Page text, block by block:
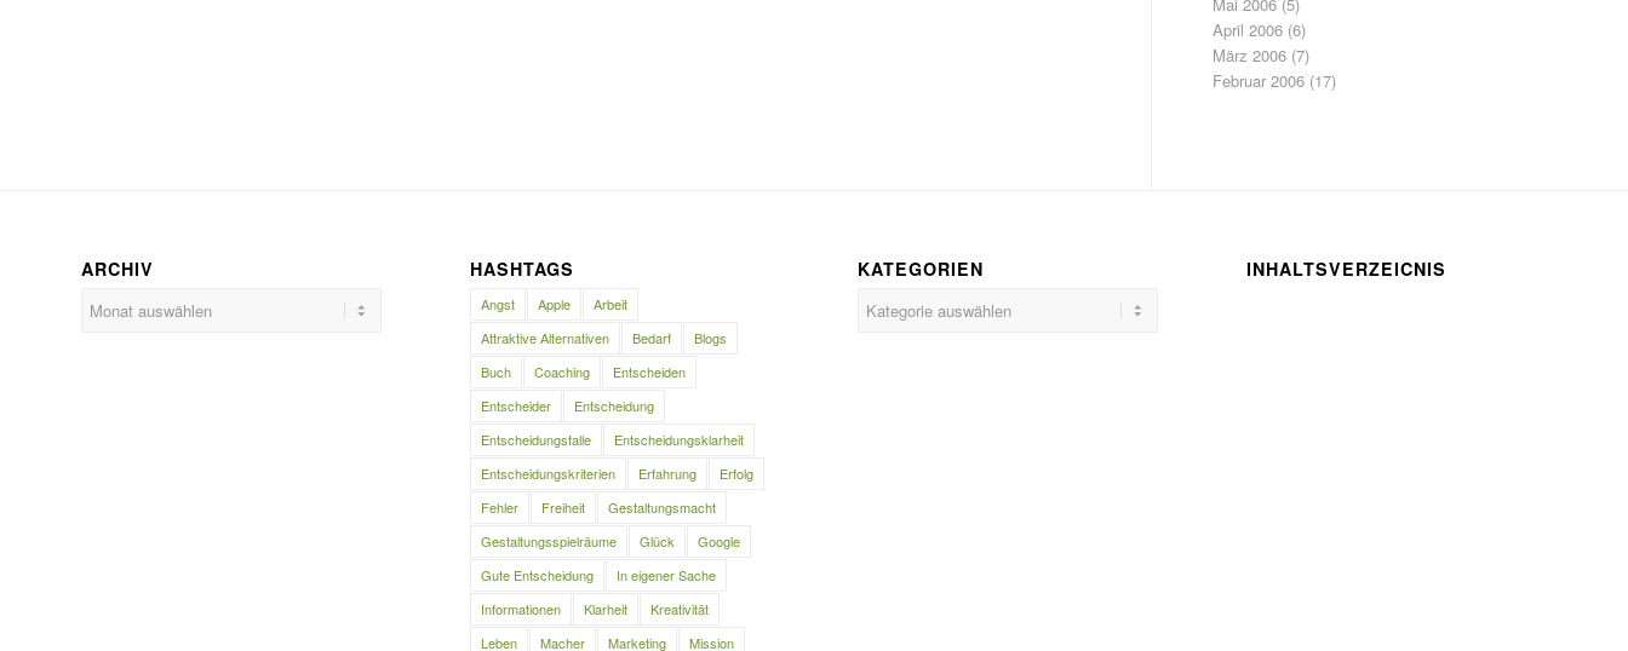
April 2006 (6)
März 2006 (7)
Februar 2006 (17)
ARCHIV HASHTAGS
Angst Apple
Arbeit
Attraktive Alternativen
Bedarf
Blogs
Buch
Coaching
Entscheiden
Entscheider
Entscheidung
Entscheidungsfalle
Entscheidungsklarheit
Entscheidungskriterien
Erfahrung
Erfolg
Fehler
Freiheit
Gestaltungsmacht
Gestaltungsspielräume
Glück
Google
Gute Entscheidung
In eigener Sache
Informationen
Klarheit
Kreativität
Leben
Macher Marketing Mission
KATEGORIEN INHALTSVERZEICNIS